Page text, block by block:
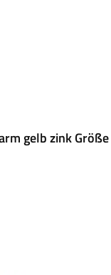
gelb zink Größe